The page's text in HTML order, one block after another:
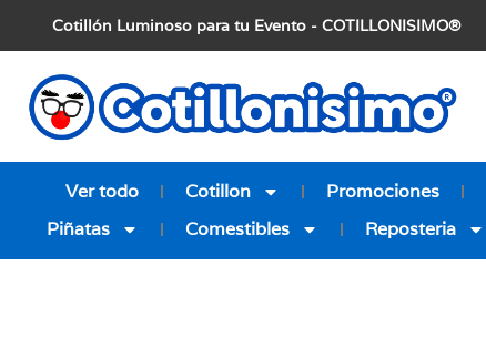
Cotillón Luminoso para tu Evento - COTILLONISIMO®
Ver todo Cotillon Promociones
Piñatas
Comestibles Reposteria